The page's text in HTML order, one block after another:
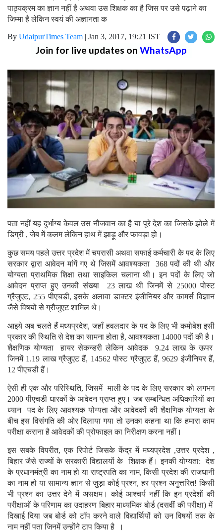
पाठ्यक्रम का ज्ञान नहीं है अथवा उस शिक्षक का है जिस पर उसे पढ़ाने का
जिम्मा है लेकिन स्वयं की अज्ञानता क
By UdaipurTimes Team | Jan 3, 2017, 19:21 IST
Join for live updates on WhatsApp
पता नहीं यह दुर्भाग्य केवल उस नौजवान का है या पूरे देश का जिसके झोले में
डिग्री , जेब में कलम लेकिन हाथ में झाड़ू और फावड़ा हो।
कुछ समय पहले उत्तर प्रदेश में चपरासी अथवा सफाई कर्मचारी के पद के लिए
सरकार द्वारा आवेदन मांगें गए थे जिसमें आवश्यकता 368 पदों की थी और
योग्यता प्राथमिक शिक्षा तथा साइकिल चलाना थी। इन पदों के लिए जो
आवेदन प्राप्त हुए उनकी संख्या 23 लाख थी जिनमें से 25000 पोस्ट
ग्रैजुएट, 255 पीएचडी, इसके अलावा डाक्टर इंजीनियर और कामर्स विज्ञान
जैसे विषयों से ग्रौजुएट शामिल थे।
आइये अब चलते हैं मध्यप्रदेश, जहाँ हवलदार के पद के लिए भी कमोबेश इसी
प्रकार की स्थिति से देश का सामना होता है, आवश्यकता 14000 पदों की है।
शैक्षणिक योग्यता हायर सेकन्डरी लेकिन आवेदक 9.24 लाख के ऊपर
जिनमें 1.19 लाख ग्रैजुएट हैं, 14562 पोस्ट ग्रैजुएट हैं, 9629 इंजीनियर हैं,
12 पीएचडी हैं।
ऐसी ही एक और परिस्थिति, जिसमें माली के पद के लिए सरकार को लगभग
2000 पीएचडी धारकों के आवेदन प्राप्त हुए। जब सम्बन्धित अधिकारियों का
ध्यान पद के लिए आवश्यक योग्यता और आवेदकों की शैक्षणिक योग्यता के
बीच इस विसंगति की ओर दिलाया गया तो उनका कहना था कि हमारा काम
परीक्षा कराना है आवेदकों की प्रोफाइल का निरीक्षण करना नहीं।
इस सबके विपरीत, एक रिपोर्ट जिसके केंद्र में मध्यप्रदेश ,उत्तर प्रदेश ,
बिहार जैसे राज्यों के सरकारी विद्यालयों के शिक्षक हैं। इनकी योग्यता: देश
के प्रधानमंत्री का नाम हो या राष्ट्रपति का नाम, किसी प्रदेश की राजधानी
का नाम हो या सामान्य ज्ञान से जुड़ा कोई प्रश्न, हर प्रश्न अनुत्तरित! किसी
भी प्रश्न का उत्तर देने में असक्षम। कोई आश्चर्य नहीं कि इन प्रदेशों की
परीक्षाओं के परिणाम का उदाहरण बिहार माध्यमिक बोर्ड (दसवीं की परीक्षा) में
दिखाई दिया जब बोर्ड को टॉप करने वाले विद्यार्थियों को उन विषयों तक के
नाम नहीं पता जिनमें उन्होंने टाप किया है ।